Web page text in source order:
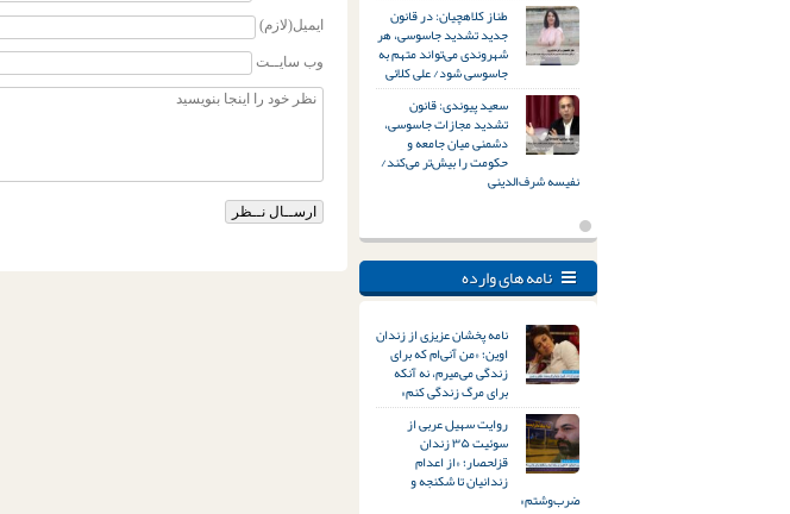
ایمیل(لازم)
وب سایــت
طناز کلاهچیان: در قانون
جدید تشدید جاسوسی، هر
شهروندی می‌تواند متهم به
جاسوسی شود/ علی کلائی
سعید پیوندی: قانون
تشدید مجازات جاسوسی،
دشمنی میان جامعه و
حکومت را بیش‌تر می‌کند/
نفیسه شرف‌الدینی
نامه های وارده
نامه پخشان عزیزی از زندان
اوین؛ «من آنی‌ام که برای
زندگی می‌میرم، نه آنکه
برای مرگ زندگی کنم»
روایت سهیل عربی از
سوئیت ۳۵ زندان
قزلحصار؛ «از اعدام
زندانیان تا شکنجه و
ضرب‌وشتم»